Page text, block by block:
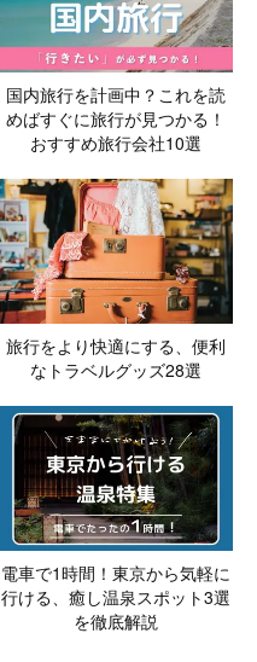
国内旅行を計画中？これを読
めばすぐに旅行が見つかる！
おすすめ旅行会社10選
旅行をより快適にする、便利
なトラベルグッズ28選
電車で1時間！東京から気軽に
行ける、癒し温泉スポット3選
を徹底解説